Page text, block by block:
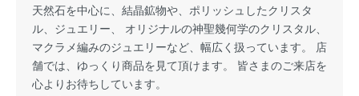
天然石を中心に、結晶鉱物や、ポリッシュしたクリスタ
ル、ジュエリー、 オリジナルの神聖幾何学のクリスタル、
マクラメ編みのジュエリーなど、幅広く扱っています。 店
舗では、ゆっくり商品を見て頂けます。 皆さまのご来店を
心よりお待ちしています。